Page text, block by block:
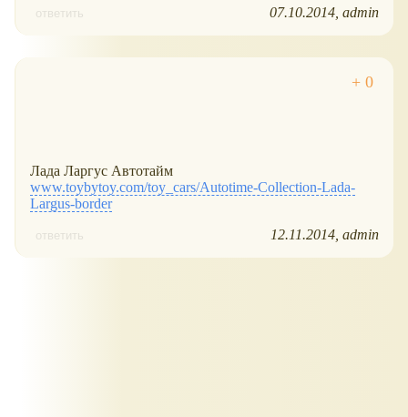
ответить 07.10.2014 admin
Лада Ларгус Автотайм
www.toybytoy.com/toy_cars/Autotime-Collection-Lada-
Largus-border
ответить 12.11.2014 admin